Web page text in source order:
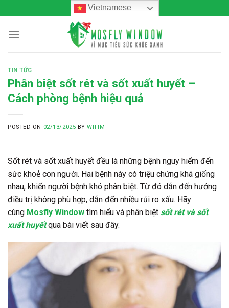
to
content
Vietnamese
TIN TỨC
Phân biệt sốt rét và sốt xuất huyết –
Cách phòng bệnh hiệu quả
POSTED ON 02/13/2025 BYWIFIM
Sốt rét và sốt xuất huyết đều là những bệnh nguy hiểm đến
sức khoẻ con người. Hai bệnh này có triệu chứng khá giống
nhau, khiến người bệnh khó phân biệt. Từ đó dẫn đến hướng
điều trị không phù hợp, dẫn đến nhiều rủi ro xấu. Hãy
cùng Mosfly Window tìm hiểu và phân biệt sốt rét và sốt
xuất huyếtqua bài viết sau đây.